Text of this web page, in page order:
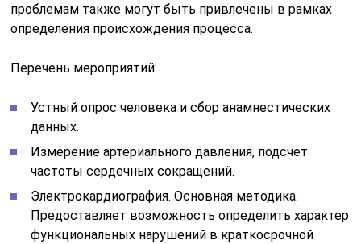
проблемам также могут быть привлечены в рамках
определения происхождения процесса.
Перечень мероприятий:
Устный опрос человека и сбор анамнестических
данных.
Измерение артериального давления, подсчет
частоты сердечных сокращений.
Электрокардиография. Основная методика.
Предоставляет возможность определить характер
функциональных нарушений в краткосрочной